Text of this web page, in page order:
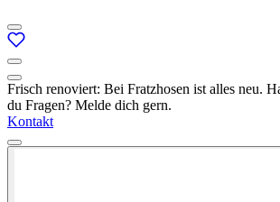
Frisch renoviert: Bei Fratzhosen ist alles neu.
du Fragen? Melde dich gern.
Kontakt